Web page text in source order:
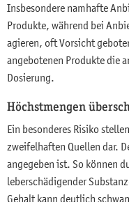
Insbesondere namhafte
Produkte, während bei
agieren, oft Vorsicht
angebotenen Produkte die
Dosierung.
Höchstmengen
Ein besonderes Risiko
zweifelhaften Quellen dar.
angegeben ist. So können
leberschädigender
Gehalt kann deutlich